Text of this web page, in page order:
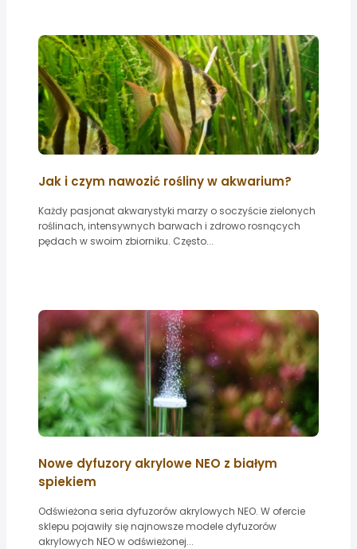
Jak i czym nawozić rośliny w akwarium?
Każdy pasjonat akwarystyki marzy o soczyście zielonych
roślinach, intensywnych barwach i zdrowo rosnących
pędach w swoim zbiorniku. Często...
Nowe dyfuzory akrylowe NEO z białym
spiekiem
Odświeżona seria dyfuzorów akrylowych NEO. W ofercie
sklepu pojawiły się najnowsze modele dyfuzorów
akrylowych NEO w odświeżonej...